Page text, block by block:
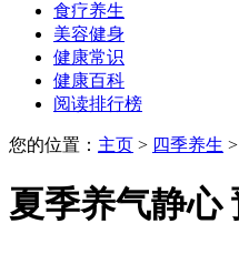
食疗养生
美容健身
健康常识
健康百科
阅读排行榜
您的位置： 主页 > 四季养生 >
夏季养气静心